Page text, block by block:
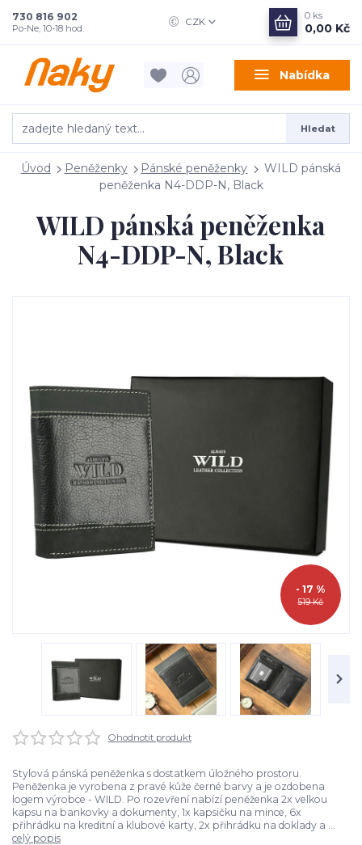
Nabídka
CZK
Hledat
730 816 902
Po-Ne, 10-18 hod.
0 ks
0,00 Kč
Úvod Peněženky Pánské peněženky
WILD pánská
peněženka N4-DDP-N, Black
WILD pánská peněženka
N4-DDP-N, Black
519 Kč
- 17 %
Ohodnotit produkt
Stylová pánská peněženka s dostatkem úložného prostoru.
Peněženka je vyrobena z pravé kůže černé barvy a je ozdobena
logem výrobce - WILD. Po rozevření nabízí peněženka 2x velkou
kapsu na bankovky a dokumenty, 1x kapsičku na mince, 6x
přihrádku na kreditní a klubové karty, 2x přihrádku na doklady a ...
celý popis